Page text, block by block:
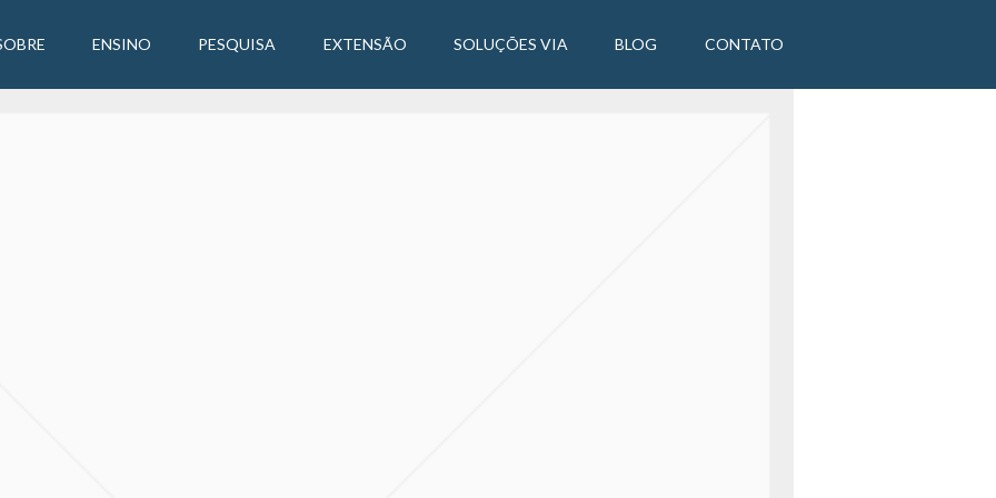
ENSINO PESQUISA EXTENSÃO SOLUÇÕES VIA BLOG CONTATO